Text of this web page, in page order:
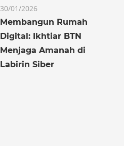
30/01/2026
Membangun Rumah
Digital: Ikhtiar BTN
Menjaga Amanah di
Labirin Siber